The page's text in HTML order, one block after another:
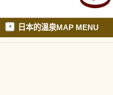
日本的溫泉MAP MENU